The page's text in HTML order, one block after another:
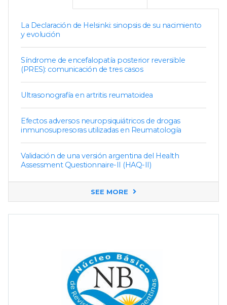
La Declaración de Helsinki: sinopsis de su nacimiento
y evolución
Síndrome de encefalopatía posterior reversible
(PRES): comunicación de tres casos
Ultrasonografía en artritis reumatoidea
Efectos adversos neuropsiquiátricos de drogas
inmunosupresoras utilizadas en Reumatología
Validación de una versión argentina del Health
Assessment Questionnaire-II (HAQ-II)
SEE MORE